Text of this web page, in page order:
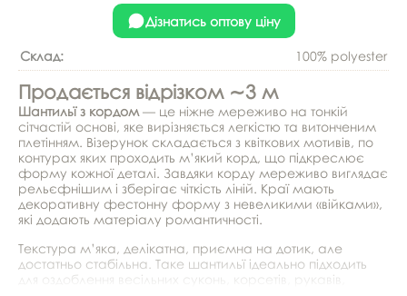
Дізнатись оптову ціну
Склад: 100% polyester
Продається відрізком ∼3 м
Шантильї з кордом — це ніжне мереживо на тонкій
сітчастій основі, яке вирізняється легкістю та витонченим
плетінням. Візерунок складається з квіткових мотивів, по
контурах яких проходить м’який корд, що підкреслює
форму кожної деталі. Завдяки корду мереживо виглядає
рельєфнішим і зберігає чіткість ліній. Краї мають
декоративну фестонну форму з невеликими «війками»,
які додають матеріалу романтичності.
Текстура м’яка, делікатна, приємна на дотик, але
достатньо стабільна. Таке шантильї ідеально підходить
для оздоблення весільних суконь, корсетів, рукавів,